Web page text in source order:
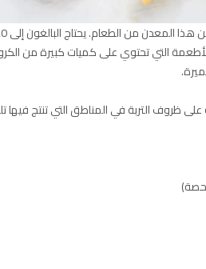
التي تحتوي على كميات كبيرة من
ظروف التربة في المناطق التي تنتج